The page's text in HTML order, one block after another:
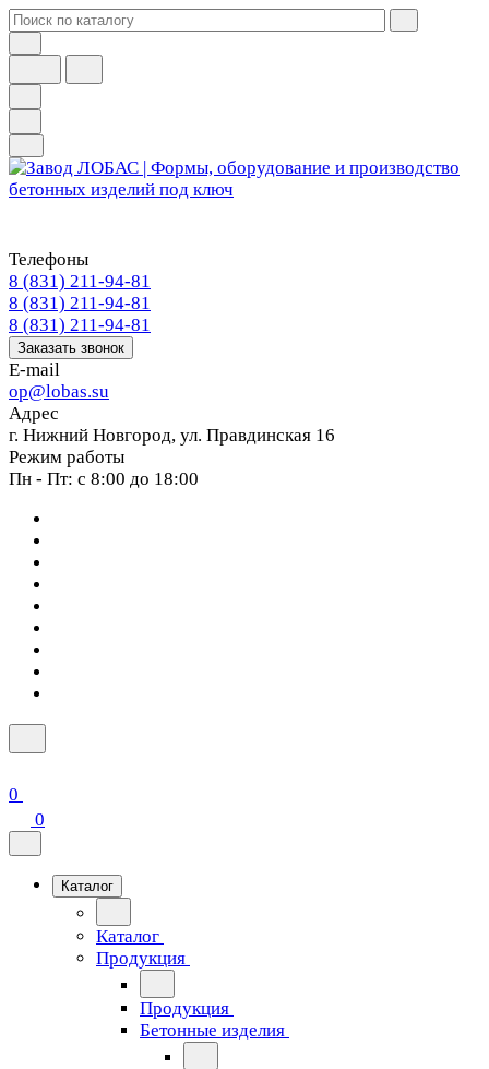
Телефоны
8 (831) 211-94-81
8 (831) 211-94-81
8 (831) 211-94-81
Заказать звонок
E-mail
op@lobas.su
Адрес
г. Нижний Новгород, ул. Правдинская 16
Режим работы
Пн - Пт: с 8:00 до 18:00
0
0
Каталог
Каталог
Продукция
Продукция
Бетонные изделия